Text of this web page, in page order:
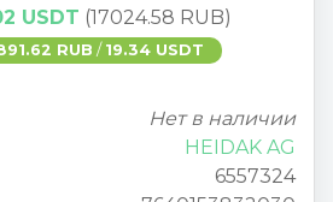
USDT (17024.58 RUB)
RUB / 19.34 USDT
Нет в наличии
HEIDAK AG
6557324